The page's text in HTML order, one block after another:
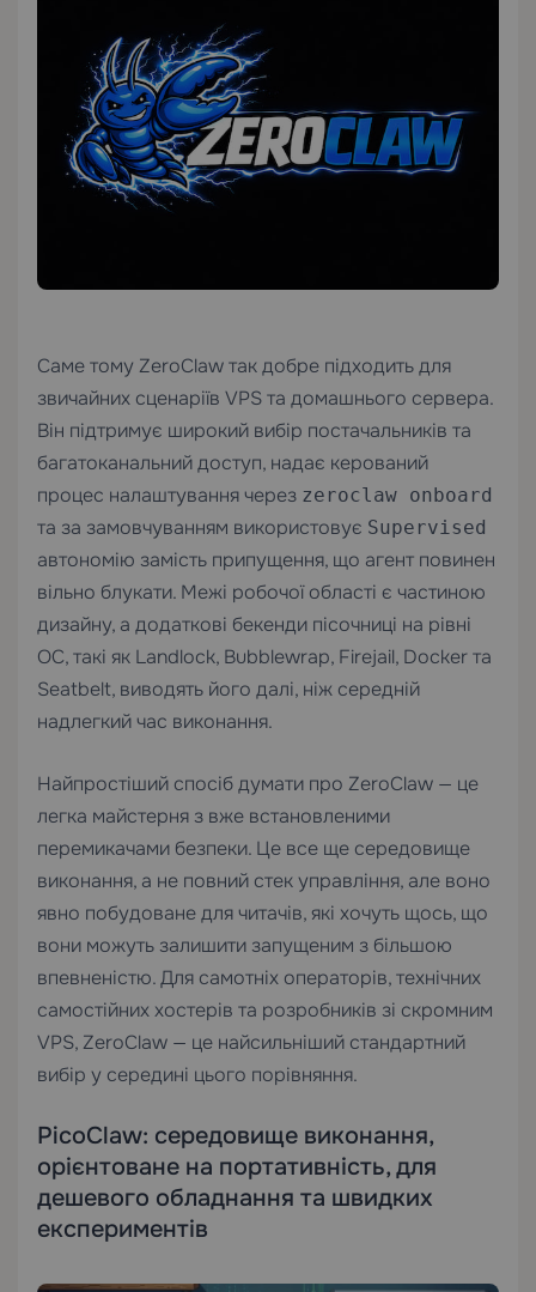
Саме тому ZeroClaw так добре підходить для
звичайних сценаріїв VPS та домашнього сервера.
Він підтримує широкий вибір постачальників та
багатоканальний доступ, надає керований
процес налаштування через zeroclaw onboard
та за замовчуванням використовує Supervised
автономію замість припущення, що агент повинен
вільно блукати. Межі робочої області є частиною
дизайну, а додаткові бекенди пісочниці на рівні
ОС, такі як Landlock, Bubblewrap, Firejail, Docker та
Seatbelt, виводять його далі, ніж середній
надлегкий час виконання.
Найпростіший спосіб думати про ZeroClaw — це
легка майстерня з вже встановленими
перемикачами безпеки. Це все ще середовище
виконання, а не повний стек управління, але воно
явно побудоване для читачів, які хочуть щось, що
вони можуть залишити запущеним з більшою
впевненістю. Для самотніх операторів, технічних
самостійних хостерів та розробників зі скромним
VPS, ZeroClaw — це найсильніший стандартний
вибір у середині цього порівняння.
PicoClaw: середовище виконання,
орієнтоване на портативність, для
дешевого обладнання та швидких
експериментів